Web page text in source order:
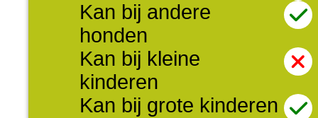
Kan bij andere
honden
Kan bij kleine
kinderen
Kan bij grote kinderen